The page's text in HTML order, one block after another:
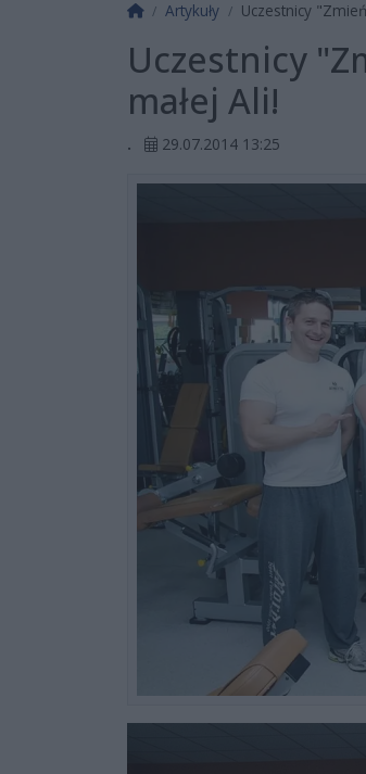
Strona główna
Artykuły Uczestnicy
Uczestnicy
małej Ali!
. 29.07.2014 13:25